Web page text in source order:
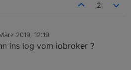
2
2019, 12:19
ins log vom iobroker ?